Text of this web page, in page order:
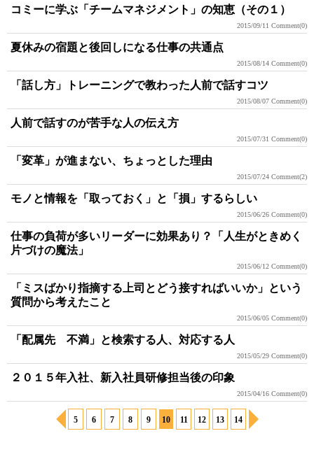
コミーに学ぶ「チームマネジメント」の知恵（その１）
2015/09/11 Comment(0)
夏休みの宿題と後回しになる仕事の共通点
2015/08/14 Comment(0)
「話し方」トレーニングで教わった人前で話すコツ
2015/08/07 Comment(0)
人前で話すのが苦手な人の伝え方
2015/07/31 Comment(0)
「変革」が進まない、ちょっとした理由
2015/07/24 Comment(2)
モノと情報を「取っておく」と「損」するらしい
2015/06/26 Comment(0)
仕事の負荷が多いリーダーに効果あり？「人生がときめく
片づけの魔法」
2015/06/12 Comment(0)
「ミスばかり指摘する上司とどう接すればいいか」という
質問から考えたこと
2015/06/05 Comment(0)
「配属先 不満」と検索する人、対応する人
2015/05/29 Comment(0)
２０１５年入社、新入社員研修担当後の印象
2015/04/16 Comment(0)
5 6 7 8 9 10 11 12 13 14